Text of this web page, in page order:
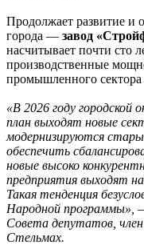
Продолжает развитие и
города — завод
насчитывает почти сто
производственные
промышленного
«В 2026 году городской
план выходят новые
модернизируются
обеспечить
новые высоко
предприятия выходят
Такая тенденция
Народной программы»,
Совета депутатов,
Стельмах.